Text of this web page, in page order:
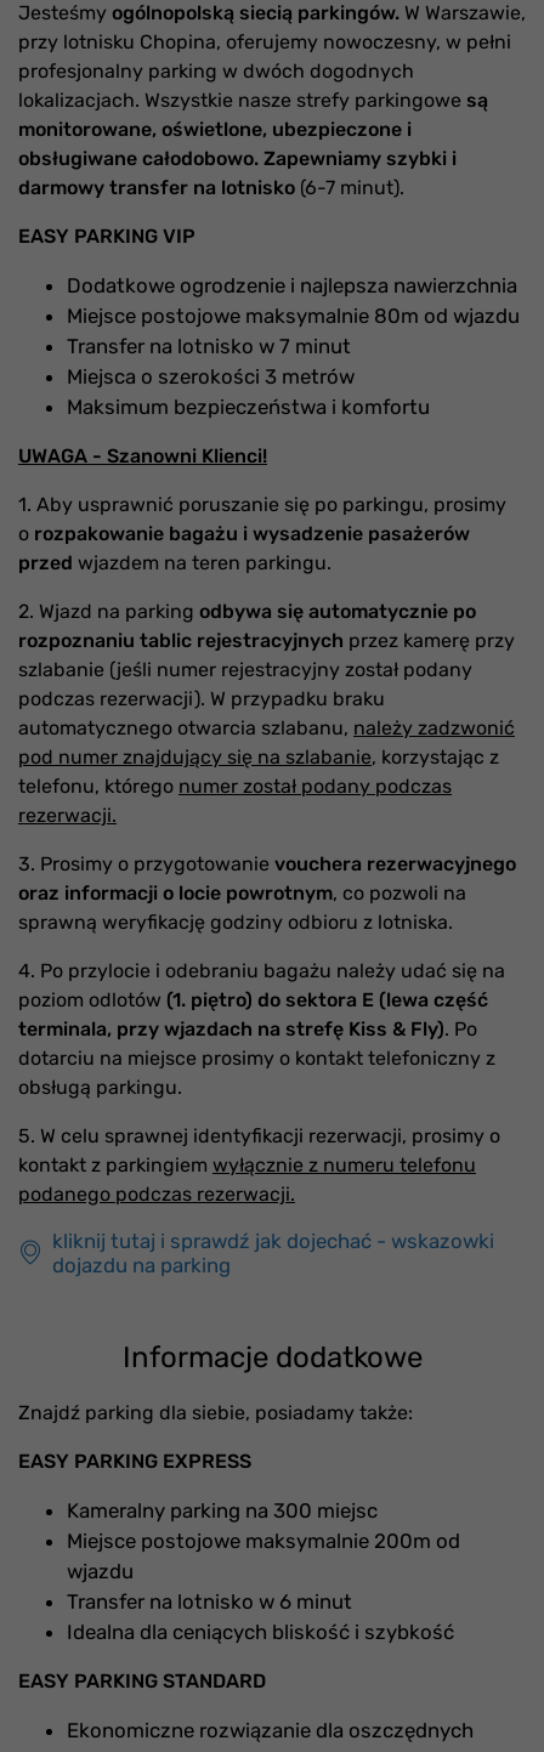
Jesteśmy ogólnopolską siecią parkingów. W Warszawie,
przy lotnisku Chopina, oferujemy nowoczesny, w pełni
profesjonalny parking w dwóch dogodnych
lokalizacjach. Wszystkie nasze strefy parkingowe są
monitorowane, oświetlone, ubezpieczone i
obsługiwane całodobowo. Zapewniamy szybki i
darmowy transfer na lotnisko (6-7 minut).
EASY PARKING VIP
Dodatkowe ogrodzenie i najlepsza nawierzchnia
Miejsce postojowe maksymalnie 80m od wjazdu
Transfer na lotnisko w 7 minut
Miejsca o szerokości 3 metrów
Maksimum bezpieczeństwa i komfortu
UWAGA - Szanowni Klienci!
1. Aby usprawnić poruszanie się po parkingu, prosimy
o rozpakowanie bagażu i wysadzenie pasażerów
przed wjazdem na teren parkingu.
2. Wjazd na parking odbywa się automatycznie po
rozpoznaniu tablic rejestracyjnych przez kamerę przy
szlabanie (jeśli numer rejestracyjny został podany
podczas rezerwacji). W przypadku braku
automatycznego otwarcia szlabanu, należy zadzwonić
pod numer znajdujący się na szlabanie, korzystając z
telefonu, którego numer został podany podczas
rezerwacji.
3. Prosimy o przygotowanie vouchera rezerwacyjnego
oraz informacji o locie powrotnym, co pozwoli na
sprawną weryfikację godziny odbioru z lotniska.
4. Po przylocie i odebraniu bagażu należy udać się na
poziom odlotów (1. piętro) do sektora E (lewa część
terminala, przy wjazdach na strefę Kiss & Fly). Po
dotarciu na miejsce prosimy o kontakt telefoniczny z
obsługą parkingu.
5. W celu sprawnej identyfikacji rezerwacji, prosimy o
kontakt z parkingiem wyłącznie z numeru telefonu
podanego podczas rezerwacji.
kliknij tutaj i sprawdź jak dojechać - wskazowki
dojazdu na parking
Informacje dodatkowe
Znajdź parking dla siebie, posiadamy także:
EASY PARKING EXPRESS
Kameralny parking na 300 miejsc
Miejsce postojowe maksymalnie 200m od
wjazdu
Transfer na lotnisko w 6 minut
Idealna dla ceniących bliskość i szybkość
EASY PARKING STANDARD
Ekonomiczne rozwiązanie dla oszczędnych